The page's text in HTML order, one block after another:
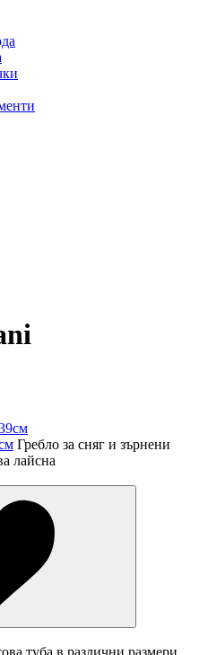
Гребло за сняг и зърнени
лайсна